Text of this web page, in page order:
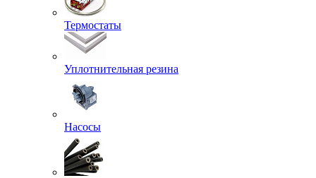
Термостаты
Уплотнительная резина
Насосы